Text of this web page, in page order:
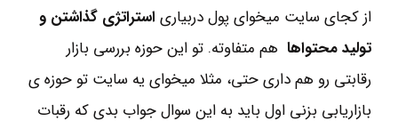
از کجای سایت میخوای پول دربیاری استراتژی گذاشتن و
تولید محتواها هم متفاوته. تو این حوزه بررسی بازار
رقابتی رو هم داری حتی، مثلا میخوای یه سایت تو حوزه ی
بازاریابی بزنی اول باید به این سوال جواب بدی که رقبات